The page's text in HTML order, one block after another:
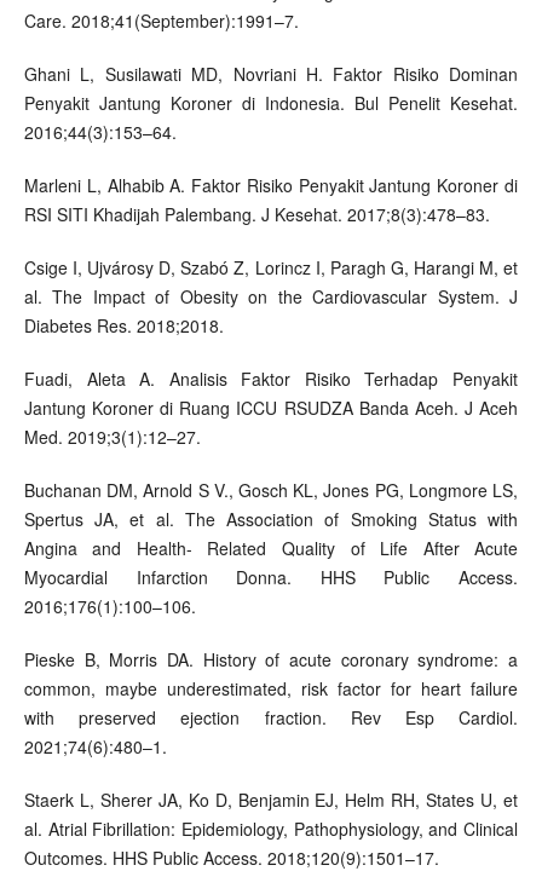
Care. 2018;41(September):1991–7.
Ghani L, Susilawati MD, Novriani H. Faktor Risiko Dominan
Penyakit Jantung Koroner di Indonesia. Bul Penelit Kesehat.
2016;44(3):153–64.
Marleni L, Alhabib A. Faktor Risiko Penyakit Jantung Koroner di
RSI SITI Khadijah Palembang. J Kesehat. 2017;8(3):478–83.
Csige I, Ujvárosy D, Szabó Z, Lorincz I, Paragh G, Harangi M, et
al. The Impact of Obesity on the Cardiovascular System. J
Diabetes Res. 2018;2018.
Fuadi, Aleta A. Analisis Faktor Risiko Terhadap Penyakit
Jantung Koroner di Ruang ICCU RSUDZA Banda Aceh. J Aceh
Med. 2019;3(1):12–27.
Buchanan DM, Arnold S V., Gosch KL, Jones PG, Longmore LS,
Spertus JA, et al. The Association of Smoking Status with
Angina and Health- Related Quality of Life After Acute
Myocardial Infarction Donna. HHS Public Access.
2016;176(1):100–106.
Pieske B, Morris DA. History of acute coronary syndrome: a
common, maybe underestimated, risk factor for heart failure
with preserved ejection fraction. Rev Esp Cardiol.
2021;74(6):480–1.
Staerk L, Sherer JA, Ko D, Benjamin EJ, Helm RH, States U, et
al. Atrial Fibrillation: Epidemiology, Pathophysiology, and Clinical
Outcomes. HHS Public Access. 2018;120(9):1501–17.